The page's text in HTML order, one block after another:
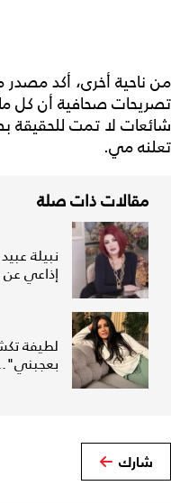
من ناحية أخرى، أكد
تصريحات صحافية أن كل
شائعات لا تمت
تعلنه مي.
مقالات ذات صلة
نبيلة
إذاعي
لطيفة
بعجبني"..
شارك